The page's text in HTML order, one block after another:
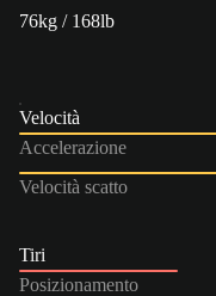
76kg / 168lb
Velocità
Accelerazione
Velocità scatto
Tiri
Posizionamento